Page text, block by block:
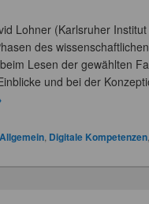
Lohner (Karlsruher
des
Lesen der gewählten
und bei der
Allgemein Digitale Kompetenzen